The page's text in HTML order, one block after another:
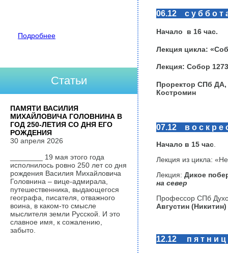
06.12 с у б б о т
Начало в 16 час.
Лекция цикла:
Лекция: Собор
Проректор СПб ДА,
Костромин
07.12 в о с к р е
Начало в 15 час.
Лекция из цикла:
Лекция: Дикое
на север
Профессор СПб
Августин (Никитин)
12.12 п я т н и ц
Подробнее
Статьи
ПАМЯТИ ВАСИЛИЯ
МИХАЙЛОВИЧА ГОЛОВНИНА В
ГОД 250-ЛЕТИЯ СО ДНЯ ЕГО
РОЖДЕНИЯ
30 апреля 2026
________ 19 мая этого года
исполнилось ровно 250 лет со дня
рождения Василия Михайловича
Головнина – вице-адмирала,
путешественника, выдающегося
географа, писателя, отважного
воина, в каком-то смысле
мыслителя земли Русской. И это
славное имя, к сожалению,
забыто.